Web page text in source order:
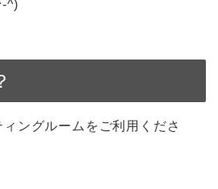
^)
ングルームをご利用くださ